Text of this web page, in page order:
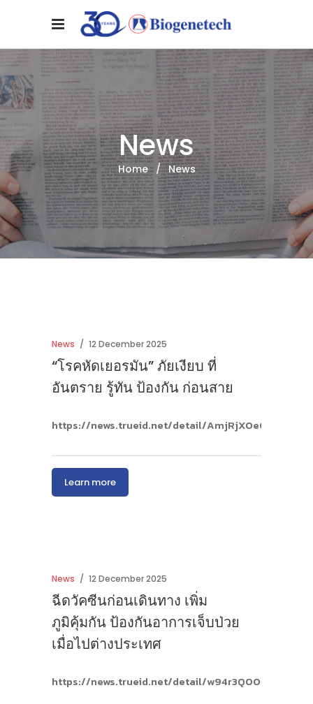
News
Home/News
News 12 December 2025
“โรคหัดเยอรมัน” ภัยเงียบ ที่
อันตราย รู้ทัน ป้องกัน ก่อนสาย
https://news.trueid.net/detail/
Learn more
News 12 December 2025
ฉีดวัคซีนก่อนเดินทาง เพิ่ม
ภูมิคุ้มกัน ป้องกันอาการเจ็บป่วย
เมื่อไปต่างประเทศ
https://news.trueid.net/detail/w94r3Q0OlZ48